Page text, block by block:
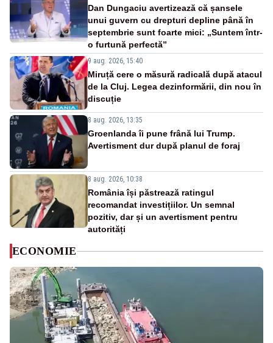
Dan Dungaciu avertizează că șansele
unui guvern cu drepturi depline până în
septembrie sunt foarte mici: „Suntem într-
o furtună perfectă”
9 aug. 2026, 15:40
Miruță cere o măsură radicală după atacul
de la Cluj. Legea dezinformării, din nou în
discuție
8 aug. 2026, 13:35
Groenlanda îi pune frână lui Trump.
Avertisment dur după planul de foraj
8 aug. 2026, 10:38
România își păstrează ratingul
recomandat investițiilor. Un semnal
pozitiv, dar și un avertisment pentru
autorități
ECONOMIE